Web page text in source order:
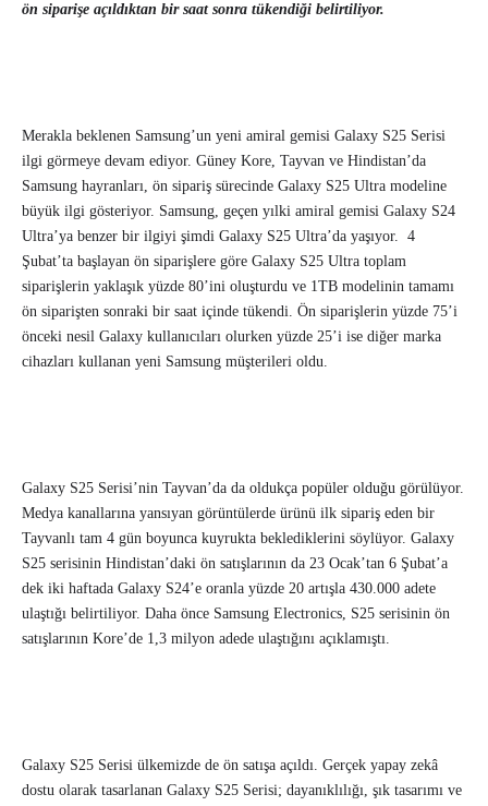
ön siparişe açıldıktan bir saat sonra tükendiği belirtiliyor.
Merakla beklenen Samsung’un yeni amiral gemisi Galaxy S25 Serisi
ilgi görmeye devam ediyor. Güney Kore, Tayvan ve Hindistan’da
Samsung hayranları, ön sipariş sürecinde Galaxy S25 Ultra modeline
büyük ilgi gösteriyor. Samsung, geçen yılki amiral gemisi Galaxy S24
Ultra’ya benzer bir ilgiyi şimdi Galaxy S25 Ultra’da yaşıyor. 4
Şubat’ta başlayan ön siparişlere göre Galaxy S25 Ultra toplam
siparişlerin yaklaşık yüzde 80’ini oluşturdu ve 1TB modelinin tamamı
ön siparişten sonraki bir saat içinde tükendi. Ön siparişlerin yüzde 75’i
önceki nesil Galaxy kullanıcıları olurken yüzde 25’i ise diğer marka
cihazları kullanan yeni Samsung müşterileri oldu.
Galaxy S25 Serisi’nin Tayvan’da da oldukça popüler olduğu görülüyor.
Medya kanallarına yansıyan görüntülerde ürünü ilk sipariş eden bir
Tayvanlı tam 4 gün boyunca kuyrukta beklediklerini söylüyor. Galaxy
S25 serisinin Hindistan’daki ön satışlarının da 23 Ocak’tan 6 Şubat’a
dek iki haftada Galaxy S24’e oranla yüzde 20 artışla 430.000 adete
ulaştığı belirtiliyor. Daha önce Samsung Electronics, S25 serisinin ön
satışlarının Kore’de 1,3 milyon adede ulaştığını açıklamıştı.
Galaxy S25 Serisi ülkemizde de ön satışa açıldı. Gerçek yapay zekâ
dostu olarak tasarlanan Galaxy S25 Serisi; dayanıklılığı, şık tasarımı ve